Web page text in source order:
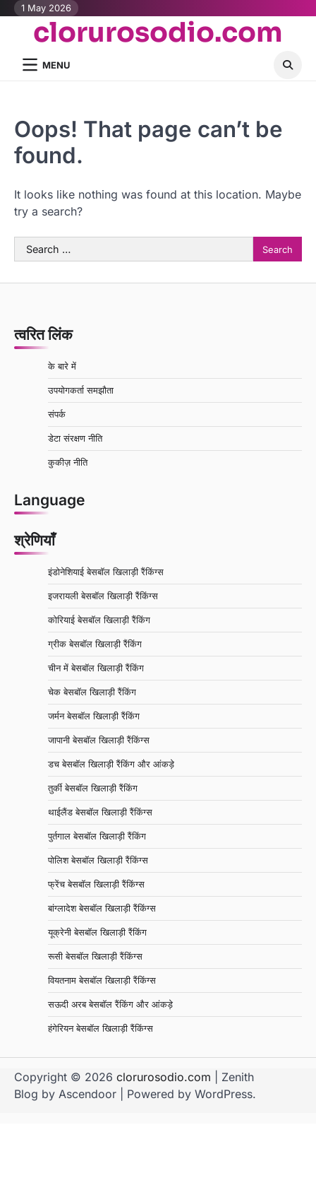
Skip
content
1 May 2026
clorurosodio.com
MENU
Oops! That page can’t be
found.
It looks like nothing was found at this location. Maybe
try a search?
Search
for:
त्वरित लिंक
के बारे में
उपयोगकर्ता समझौता
संपर्क
डेटा संरक्षण नीति
कुकीज़ नीति
Language
श्रेणियाँ
इंडोनेशियाई बेसबॉल खिलाड़ी रैंकिंग्स
इजरायली बेसबॉल खिलाड़ी रैंकिंग्स
कोरियाई बेसबॉल खिलाड़ी रैंकिंग
ग्रीक बेसबॉल खिलाड़ी रैंकिंग
चीन में बेसबॉल खिलाड़ी रैंकिंग
चेक बेसबॉल खिलाड़ी रैंकिंग
जर्मन बेसबॉल खिलाड़ी रैंकिंग
जापानी बेसबॉल खिलाड़ी रैंकिंग्स
डच बेसबॉल खिलाड़ी रैंकिंग और आंकड़े
तुर्की बेसबॉल खिलाड़ी रैंकिंग
थाईलैंड बेसबॉल खिलाड़ी रैंकिंग्स
पुर्तगाल बेसबॉल खिलाड़ी रैंकिंग
पोलिश बेसबॉल खिलाड़ी रैंकिंग्स
फ्रेंच बेसबॉल खिलाड़ी रैंकिंग्स
बांग्लादेश बेसबॉल खिलाड़ी रैंकिंग्स
यूक्रेनी बेसबॉल खिलाड़ी रैंकिंग
रूसी बेसबॉल खिलाड़ी रैंकिंग्स
वियतनाम बेसबॉल खिलाड़ी रैंकिंग्स
सऊदी अरब बेसबॉल रैंकिंग और आंकड़े
हंगेरियन बेसबॉल खिलाड़ी रैंकिंग्स
Copyright © 2026 clorurosodio.com | Zenith
Blog by Ascendoor | Powered by WordPress.